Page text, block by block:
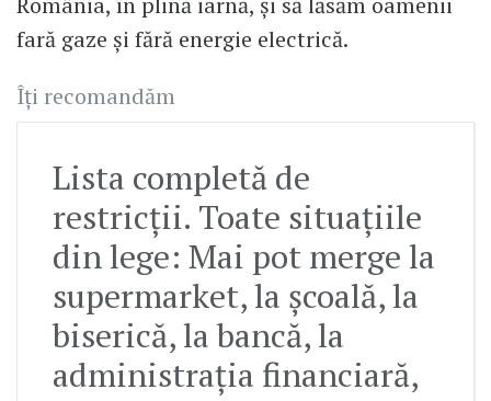
fară gaze și fără energie electrică.
Îți recomandăm
Lista completă de
restricții. Toate situațiile
din lege: Mai pot merge la
supermarket, la școală, la
biserică, la bancă, la
administrația financiară,